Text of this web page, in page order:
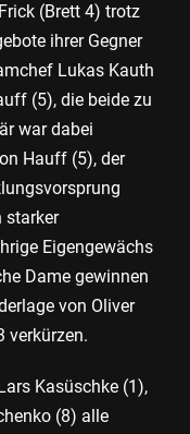
(Brett 4) trotz
ihrer Gegner
Lukas Kauth
(5), die beide zu
war dabei
Hauff (5), der
starker
Eigengewächs
Dame gewinnen
von Oliver
verkürzen.
Kasüschke (1),
(8) alle